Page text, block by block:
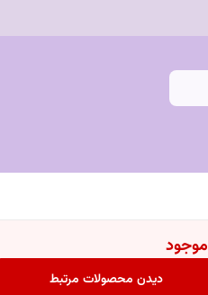
دیدن محصولات مرتبط